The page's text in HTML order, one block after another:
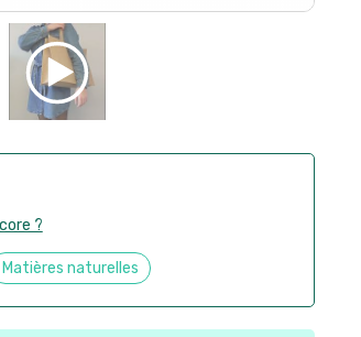
?
Matières naturelles